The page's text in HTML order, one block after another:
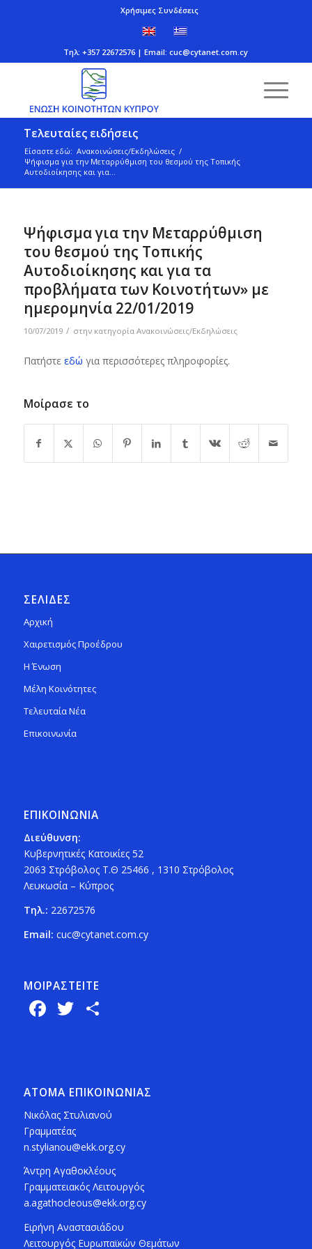
Χρήσιμες Συνδέσεις
Τηλ: +357 22672576 | Email:cuc@cytanet.com.cy
Τελευταίες ειδήσεις
Είσαστε εδώ: Ανακοινώσεις/Εκδηλώσεις /
Ψήφισμα για την Μεταρρύθμιση του θεσμού της Τοπικής
Αυτοδιοίκησης και για...
Ψήφισμα για την Μεταρρύθμιση
του θεσμού της Τοπικής
Αυτοδιοίκησης και για τα
προβλήματα των Κοινοτήτων» με
ημερομηνία 22/01/2019
10/07/2019 / στην κατηγορία Ανακοινώσεις/Εκδηλώσεις
Πατήστε εδώ για περισσότερες πληροφορίες.
Μοίρασε το
ΣΕΛΙΔΕΣ
Αρχική
Χαιρετισμός Προέδρου
Η Ένωση
Μέλη Κοινότητες
Τελευταία Νέα
Επικοινωνία
ΕΠΙΚΟΙΝΩΝΙΑ
Διεύθυνση:
Κυβερνητικές Κατοικίες 52
2063 Στρόβολος Τ.Θ 25466 , 1310 Στρόβολος
Λευκωσία – Κύπρος
Τηλ.: 22672576
Email: cuc@cytanet.com.cy
ΜΟΙΡΑΣTEITE
Facebook
Twitter
ΑΤΟΜΑ ΕΠΙΚΟΙΝΩΝΙΑΣ
Νικόλας Στυλιανού
Γραμματέας
n.stylianou@ekk.org.cy
Άντρη Αγαθοκλέους
Γραμματειακός Λειτουργός
a.agathocleous@ekk.org.cy
Ειρήνη Αναστασιάδου
Λειτουργός Ευρωπαϊκών Θεμάτων